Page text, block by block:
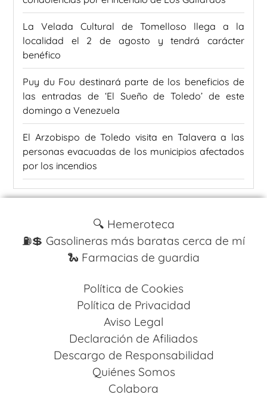
La Velada Cultural de Tomelloso llega a la
localidad el 2 de agosto y tendrá carácter
benéfico
Puy du Fou destinará parte de los beneficios de
las entradas de ‘El Sueño de Toledo’ de este
domingo a Venezuela
El Arzobispo de Toledo visita en Talavera a las
personas evacuadas de los municipios afectados
por los incendios
🔍 Hemeroteca
⛽️💲 Gasolineras más baratas cerca de mí
🐍 Farmacias de guardia
Política de Cookies
Política de Privacidad
Aviso Legal
Declaración de Afiliados
Descargo de Responsabilidad
Quiénes Somos
Colabora